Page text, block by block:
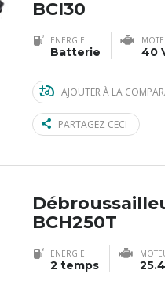
BCI30
ENERGIE
Batterie 40
AJOUTER À LA
PARTAGEZ CECI
BCH250T
ENERGIE
2 temps